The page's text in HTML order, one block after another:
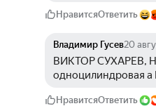
НравитсяОтветить
Владимир Гусев20
ВИКТОР СУХАРЕВ,
одноцилиндровая а
НравитсяОтветить